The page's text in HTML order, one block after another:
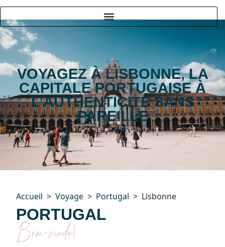
VOYAGEZ À LISBONNE, LA
CAPITALE PORTUGAISE À
L’AUTHENTICITÉ SANS
PAREILLE
Accueil Voyage Portugal Lisbonne
PORTUGAL
Bem-vindo!